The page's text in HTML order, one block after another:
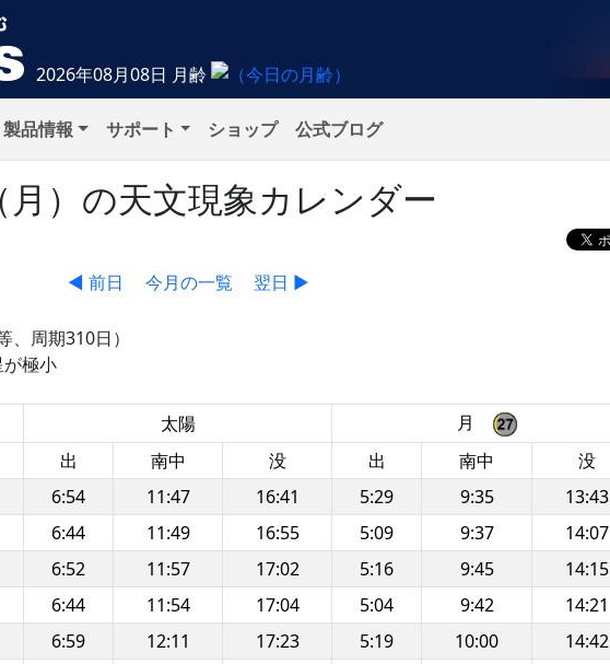
2026年08月08日 月齢
製品情報 サポート ショップ 公式ブログ
）の天文現象カレンダー
◀ 前日 今月の一覧 翌日 ▶
、周期310日）
極小
太陽
月
出 南中 没 出 南中
没
6:54 11:47 16:41 5:29 9:35
13:43
6:44 11:49 16:55 5:09 9:37
14:07
6:52 11:57 17:02 5:16 9:45
14:15
6:44 11:54 17:04 5:04 9:42
14:21
6:59 12:11 17:23 5:19 10:00
14:42